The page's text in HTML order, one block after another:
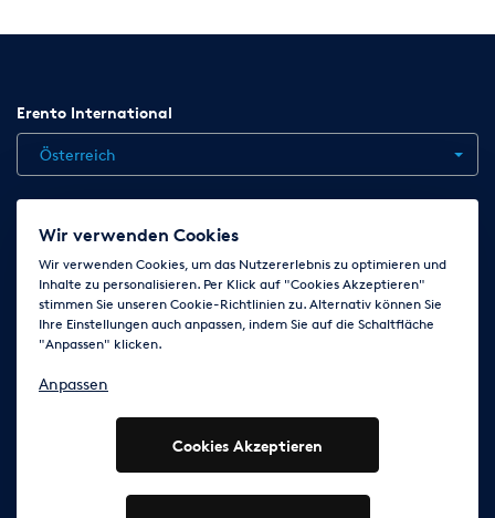
Erento International
Österreich
Jobs Kontakt News
AGB
Impressum Cookie-Einstellungen ändern
Folge uns auf
© 2003 - 2026 Erento Campanda GmbH - Alle Rechte
vorbehalten
Wir verwenden Cookies
Wir verwenden Cookies, um das Nutzererlebnis zu optimieren und
Inhalte zu personalisieren. Per Klick auf "Cookies Akzeptieren"
stimmen Sie unseren Cookie-Richtlinien zu. Alternativ können Sie
Ihre Einstellungen auch anpassen, indem Sie auf die Schaltfläche
"Anpassen" klicken.
Anpassen
Cookies Akzeptieren